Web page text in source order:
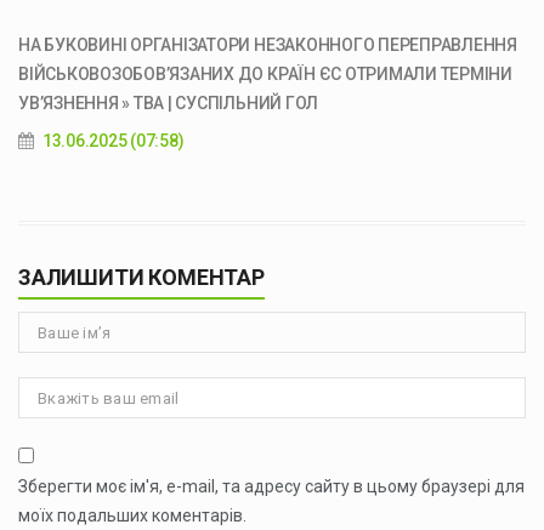
НА БУКОВИНІ ОРГАНІЗАТОРИ НЕЗАКОННОГО ПЕРЕПРАВЛЕННЯ
ВІЙСЬКОВОЗОБОВ’ЯЗАНИХ ДО КРАЇН ЄС ОТРИМАЛИ ТЕРМІНИ
УВ’ЯЗНЕННЯ » ТВА | СУСПІЛЬНИЙ ГОЛ
13.06.2025 (07:58)
ЗАЛИШИТИ КОМЕНТАР
Зберегти моє ім'я, e-mail, та адресу сайту в цьому браузері для
моїх подальших коментарів.